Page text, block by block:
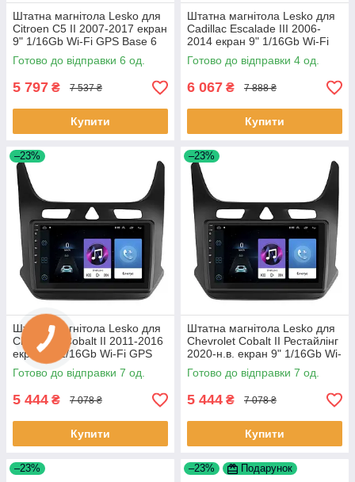
Штатна магнітола Lesko для
Citroen C5 II 2007-2017 екран
9" 1/16Gb Wi-Fi GPS Base 6
шт.
Готово до відправки 6 од.
5 797 ₴ 7 537 ₴
Купити
Штатна магнітола Lesko для
Cadillac Escalade III 2006-
2014 екран 9" 1/16Gb Wi-Fi
GPS Base Каміллак 4 шт.
Готово до відправки 4 од.
6 067 ₴ 7 888 ₴
Купити
–23%
Штатна магнітола Lesko для
Chevrolet Cobalt II 2011-2016
екран 9" 1/16Gb Wi-Fi GPS
Base Шевроле Кобальт 7 шт.
Готово до відправки 7 од.
5 444 ₴ 7 078 ₴
Купити
–23%
Штатна магнітола Lesko для
Chevrolet Cobalt II Рестайлінг
2020-н.в. екран 9" 1/16Gb Wi-
Fi GPS Base 7 шт.
Готово до відправки 7 од.
5 444 ₴ 7 078 ₴
Купити
–23% –23% Подарунок